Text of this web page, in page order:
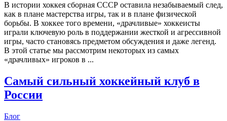
В истории хоккея сборная СССР оставила незабываемый след,
как в плане мастерства игры, так и в плане физической
борьбы. В хоккее того времени, «драчливые» хоккеисты
играли ключевую роль в поддержании жесткой и агрессивной
игры, часто становясь предметом обсуждения и даже легенд.
В этой статье мы рассмотрим некоторых из самых
«драчливых» игроков в ...
Самый сильный хоккейный клуб в
России
Блог